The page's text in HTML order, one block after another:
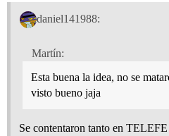
daniel141988:
Martín:
Esta buena la idea, no se
visto bueno jaja
Se contentaron tanto en